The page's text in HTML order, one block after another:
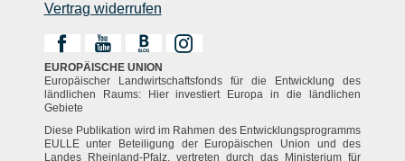
Vertrag widerrufen
EUROPÄISCHE UNION
Europäischer Landwirtschaftsfonds für die Entwicklung des
ländlichen Raums: Hier investiert Europa in die ländlichen
Gebiete
Diese Publikation wird im Rahmen des Entwicklungsprogramms
EULLE unter Beteiligung der Europäischen Union und des
Landes Rheinland-Pfalz, vertreten durch das Ministerium für